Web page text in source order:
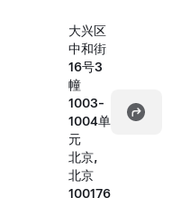
大兴区
中和街
16号3
幢
1003-
1004单
元
北京,
北京
100176